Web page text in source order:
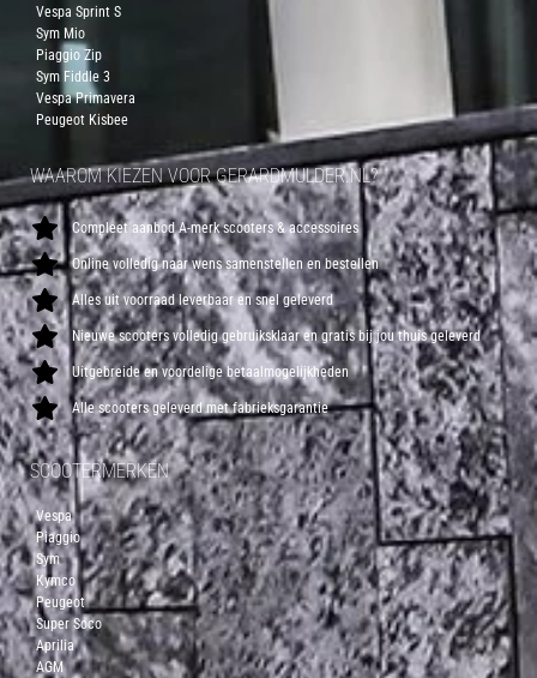
Vespa Sprint S
Sym Mio
Piaggio Zip
Sym Fiddle 3
Vespa Primavera
Peugeot Kisbee
WAAROM KIEZEN VOOR GERARDMULDER.NL?
Compleet aanbod A-merk scooters & accessoires
Online volledig naar wens samenstellen en bestellen
Alles uit voorraad leverbaar en snel geleverd
Nieuwe scooters volledig gebruiksklaar en gratis bij jou thuis geleverd
Uitgebreide en voordelige betaalmogelijkheden
Alle scooters geleverd met fabrieksgarantie
SCOOTERMERKEN
Vespa
Piaggio
Sym
Kymco
Peugeot
Super Soco
Aprilia
AGM